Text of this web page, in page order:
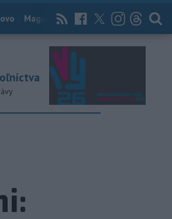
Magazín News Now Archív